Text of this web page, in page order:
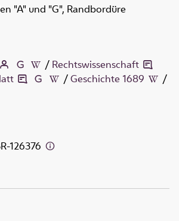
"A" und "G", Randbordüre
/ Rechtswissenschaft
/Geschichte 1689
/
126376